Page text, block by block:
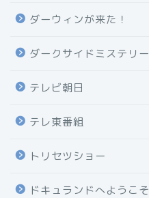
ダーウィンが来た！
ダークサイドミステリー
テレビ朝日
テレ東番組
トリセツショー
ドキュランドへようこそ